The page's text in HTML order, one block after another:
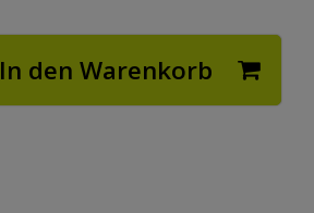
In den Warenkorb